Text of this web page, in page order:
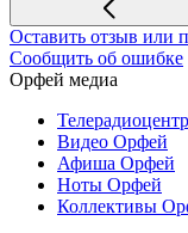
Оставить отзыв или
Сообщить об ошибке
Орфей медиа
Видео Орфей
Афиша Орфей
Ноты Орфей
Коллективы